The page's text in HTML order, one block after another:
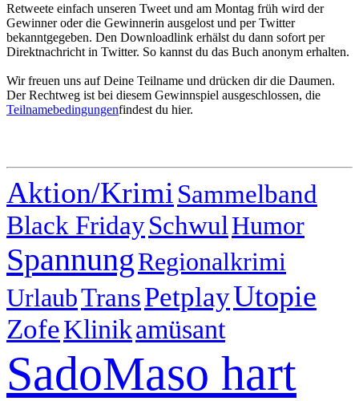
Retweete einfach unseren Tweet und am Montag früh wird der
Gewinner oder die Gewinnerin ausgelost und per Twitter
bekanntgegeben. Den Downloadlink erhälst du dann sofort per
Direktnachricht in Twitter. So kannst du das Buch anonym erhalten.
Wir freuen uns auf Deine Teilname und drücken dir die Daumen.
Der Rechtweg ist bei diesem Gewinnspiel ausgeschlossen, die
Teilnamebedingungenfindest du hier.
Aktion/Krimi Sammelband
Black FridaySchwul Humor
SpannungRegionalkrimi
UrlaubTransPetplayUtopie
ZofeKlinikamüsant
SadoMaso hart